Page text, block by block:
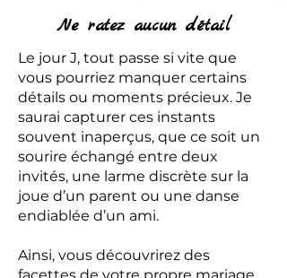
Ne ratez aucun détail
Le jour J, tout passe si vite que
vous pourriez manquer certains
détails ou moments précieux. Je
saurai capturer ces instants
souvent inaperçus, que ce soit un
sourire échangé entre deux
invités, une larme discrète sur la
joue d’un parent ou une danse
endiablée d’un ami.
Ainsi, vous découvrirez des